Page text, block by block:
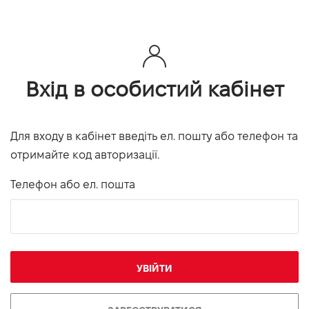
Вхід в особистий кабінет
Для входу в кабінет введіть ел. пошту або телефон та
отримайте код авторизації.
Телефон або ел. пошта
УВІЙТИ